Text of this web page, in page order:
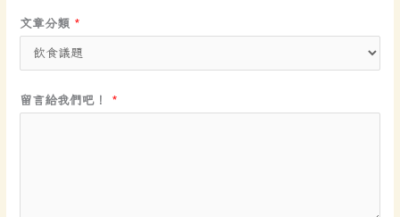
*
文章分類 *
留言給我們吧！ *